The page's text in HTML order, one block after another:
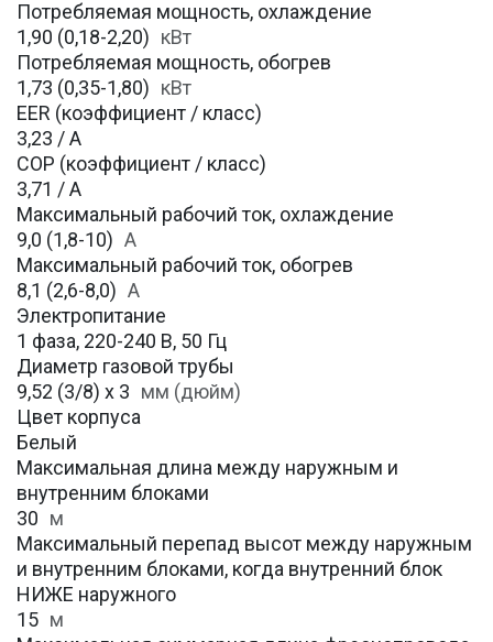
Потребляемая мощность, охлаждение
1,90 (0,18-2,20) кВт
Потребляемая мощность, обогрев
1,73 (0,35-1,80) кВт
EER (коэффициент / класс)
3,23 / A
COP (коэффициент / класс)
3,71 / A
Максимальный рабочий ток, охлаждение
9,0 (1,8-10) A
Максимальный рабочий ток, обогрев
8,1 (2,6-8,0) А
Электропитание
1 фаза, 220-240 В, 50 Гц
Диаметр газовой трубы
9,52 (3/8) х 3 мм (дюйм)
Цвет корпуса
Белый
Максимальная длина между наружным и
внутренним блоками
30 м
Максимальный перепад высот между наружным
и внутренним блоками, когда внутренний блок
НИЖЕ наружного
15 м